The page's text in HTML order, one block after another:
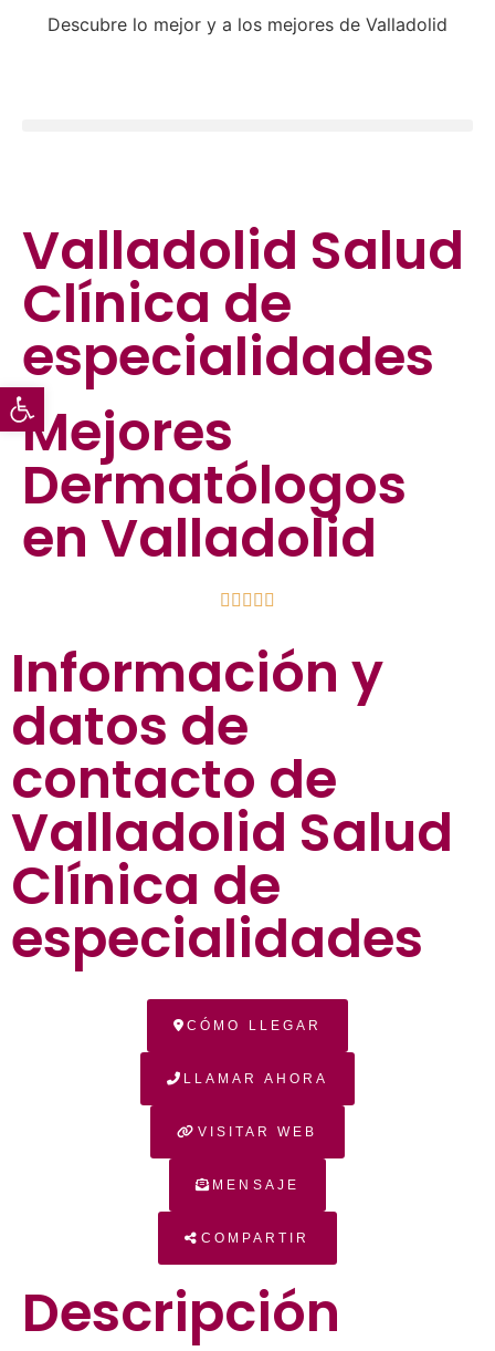
Descubre lo mejor y a los mejores de Valladolid
Valladolid Salud
Clínica de
especialidades
Mejores
Dermatólogos
en Valladolid
    
Información y
datos de
contacto de
Valladolid Salud
Clínica de
especialidades
CÓMO LLEGAR
LLAMAR AHORA
VISITAR WEB
MENSAJE
COMPARTIR
Descripción
Abrir barra de herramientas